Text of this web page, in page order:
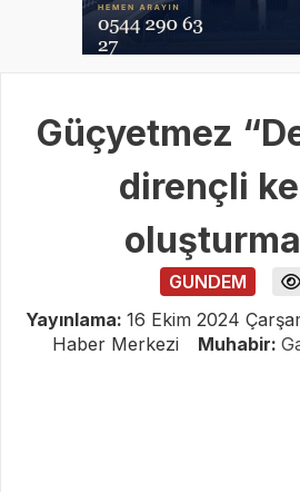
Güçyetmez
dirençli
GUNDEM
Yayınlama: 16 Ekim 2024
Haber Merkezi
Muhabir: